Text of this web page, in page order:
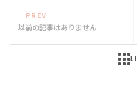
← PREV
以前の記事はありません